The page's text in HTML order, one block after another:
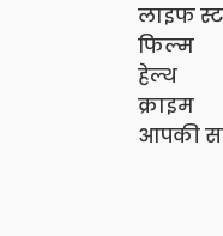
लाइफ
फिल्म
हेल्थ
क्राइम
आपकी